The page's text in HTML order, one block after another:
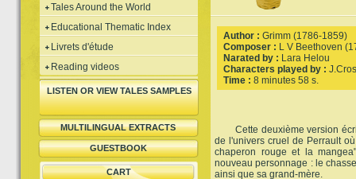
Tales Around the World
Educational Thematic Index
Livrets d'étude
Reading videos
LISTEN OR VIEW TALES SAMPLES
MULTILINGUAL EXTRACTS
GUESTBOOK
CART
Author : Grimm (1786-1859)
Composer : L V Beethoven
Narated by : Lara Helou
Characters played by :
Time : 8 minutes 58 s.
Cette deuxième version
de l'univers cruel de Perrault
chaperon rouge et la
nouveau personnage : le
ainsi que sa grand-mère.